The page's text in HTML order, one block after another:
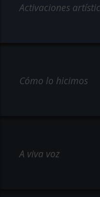
Activaciones
Cómo lo hicimos
A viva voz